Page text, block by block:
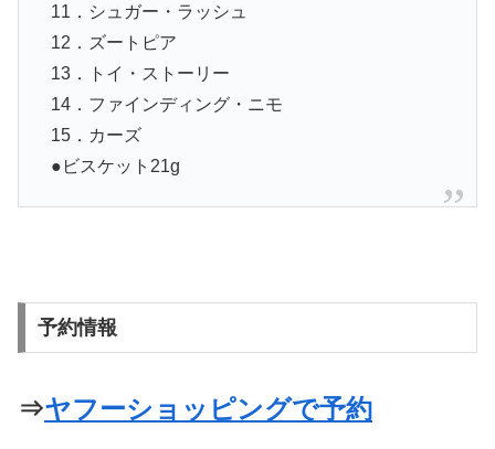
11．シュガー・ラッシュ
12．ズートピア
13．トイ・ストーリー
14．ファインディング・ニモ
15．カーズ
●ビスケット21g
予約情報
⇒ヤフーショッピングで予約